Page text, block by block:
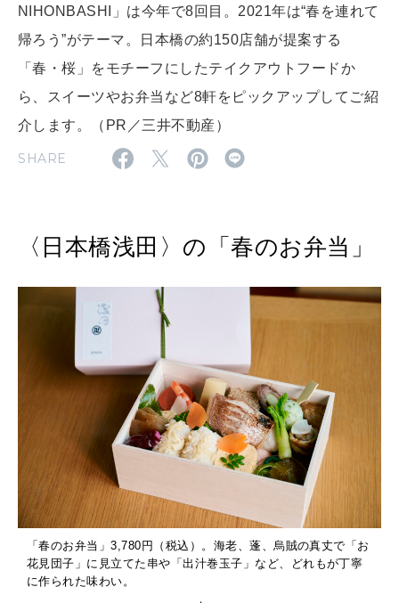
2026年6月号「大銀座 トレンドが生まれる 新しい一流店へ。」
2026年5月号「“大好き”に出会いに。韓国」
2026年4月号「未来をつくる、学びの教科書。」
2026年3月号「スイーツ予想図 2026」
2026年1月号「猫がいれば、幸せ」
NIHONBASHI」は今年で8回目。2021年は“春を連れて
帰ろう”がテーマ。日本橋の約150店舗が提案する
「春・桜」をモチーフにしたテイクアウトフードか
ら、スイーツやお弁当など8軒をピックアップしてご紹
介します。（PR／三井不動産）
SHARE
〈日本橋浅田〉の「春のお弁当」
「春のお弁当」3,780円（税込）。海老、蓬、烏賊の真丈で「お
花見団子」に見立てた串や「出汁巻玉子」など、どれもが丁寧
に作られた味わい。